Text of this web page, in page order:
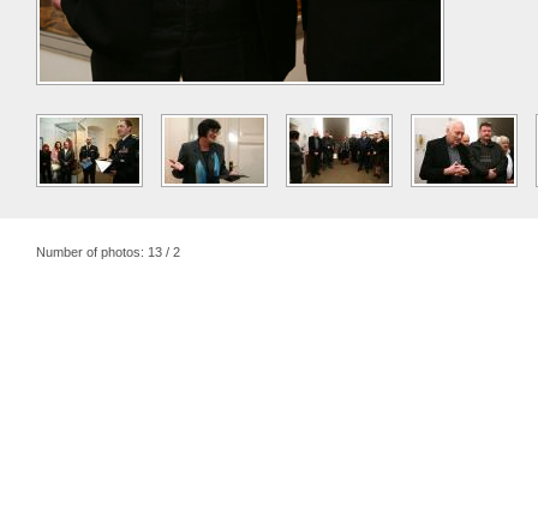
Number of photos: 13 / 2